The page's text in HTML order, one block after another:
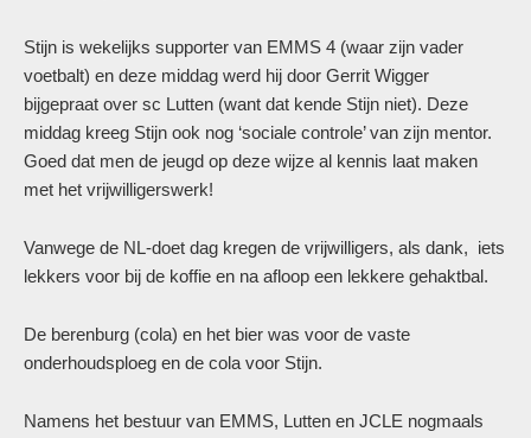
Stijn is wekelijks supporter van EMMS 4 (waar zijn vader
voetbalt) en deze middag werd hij door Gerrit Wigger
bijgepraat over sc Lutten (want dat kende Stijn niet). Deze
middag kreeg Stijn ook nog ‘sociale controle’ van zijn mentor.
Goed dat men de jeugd op deze wijze al kennis laat maken
met het vrijwilligerswerk!
Vanwege de NL-doet dag kregen de vrijwilligers, als dank, iets
lekkers voor bij de koffie en na afloop een lekkere gehaktbal.
De berenburg (cola) en het bier was voor de vaste
onderhoudsploeg en de cola voor Stijn.
Namens het bestuur van EMMS, Lutten en JCLE nogmaals